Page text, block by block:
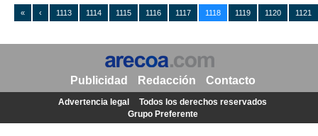
« ‹ 1113 1114 1115 1116 1117 1118 1119 1120 1121
Publicidad Redacción Contacto
Advertencia legal
Todos los derechos reservados
Grupo Preferente